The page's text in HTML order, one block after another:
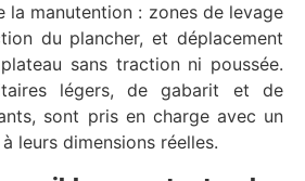
la manutention : zones de levage
du plancher, et déplacement
sans traction ni poussée.
légers, de gabarit et de
sont pris en charge avec un
leurs dimensions réelles.